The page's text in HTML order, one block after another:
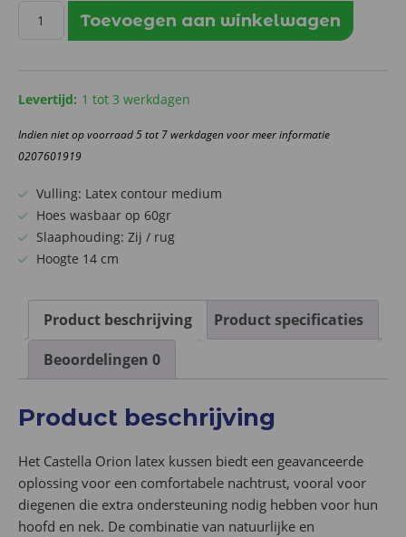
Product beschrijving
Product specificaties
Beoordelingen 0
Product beschrijving
Het Castella Orion latex kussen biedt een geavanceerde
oplossing voor een comfortabele nachtrust, vooral voor
diegenen die extra ondersteuning nodig hebben voor hun
hoofd en nek. De combinatie van natuurlijke en
kussen
14cm
aantal
Toevoegen aan winkelwagen
Levertijd: 1 tot 3 werkdagen
Indien niet op voorraad 5 tot 7 werkdagen voor meer informatie
0207601919
Vulling: Latex contour medium
Hoes wasbaar op 60gr
Slaaphouding: Zij / rug
Hoogte 14 cm